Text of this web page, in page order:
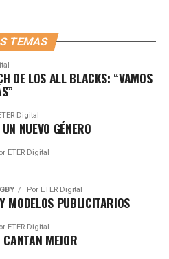
TEMAS
DE LOS ALL BLACKS: “VAMOS
Digital
NUEVO GÉNERO
ETER Digital
Por ETER Digital
MODELOS PUBLICITARIOS
ETER Digital
MEJOR